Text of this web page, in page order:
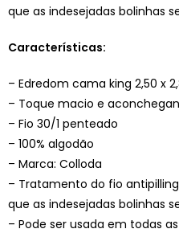
que as indesejadas bolinhas
Características:
– Edredom cama king 2,50 x
– Toque macio e
– Fio 30/1 penteado
– 100% algodão
– Marca: Colloda
– Tratamento do fio
que as indesejadas bolinhas
– Pode ser usada em todas